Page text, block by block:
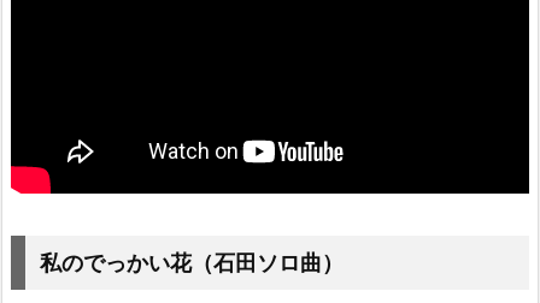
私のでっかい花（石田ソロ曲）